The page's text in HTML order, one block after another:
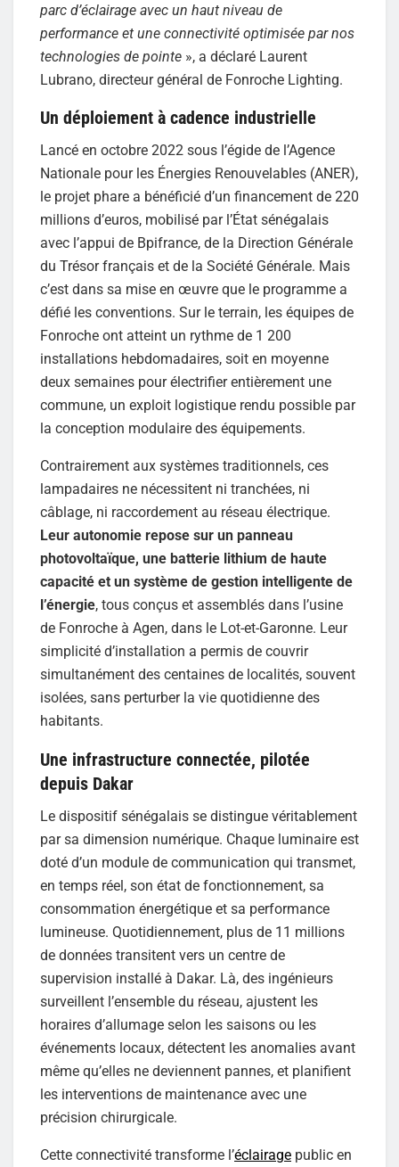
parc d’éclairage avec un haut niveau de
performance et une connectivité optimisée par nos
technologies de pointe », a déclaré Laurent
Lubrano, directeur général de Fonroche Lighting.
Un déploiement à cadence industrielle
Lancé en octobre 2022 sous l’égide de l’Agence
Nationale pour les Énergies Renouvelables (ANER),
le projet phare a bénéficié d’un financement de 220
millions d’euros, mobilisé par l’État sénégalais
avec l’appui de Bpifrance, de la Direction Générale
du Trésor français et de la Société Générale. Mais
c’est dans sa mise en œuvre que le programme a
défié les conventions. Sur le terrain, les équipes de
Fonroche ont atteint un rythme de 1 200
installations hebdomadaires, soit en moyenne
deux semaines pour électrifier entièrement une
commune, un exploit logistique rendu possible par
la conception modulaire des équipements.
Contrairement aux systèmes traditionnels, ces
lampadaires ne nécessitent ni tranchées, ni
câblage, ni raccordement au réseau électrique.
Leur autonomie repose sur un panneau
photovoltaïque, une batterie lithium de haute
capacité et un système de gestion intelligente de
l’énergie, tous conçus et assemblés dans l’usine
de Fonroche à Agen, dans le Lot-et-Garonne. Leur
simplicité d’installation a permis de couvrir
simultanément des centaines de localités, souvent
isolées, sans perturber la vie quotidienne des
habitants.
Une infrastructure connectée, pilotée
depuis Dakar
Le dispositif sénégalais se distingue véritablement
par sa dimension numérique. Chaque luminaire est
doté d’un module de communication qui transmet,
en temps réel, son état de fonctionnement, sa
consommation énergétique et sa performance
lumineuse. Quotidiennement, plus de 11 millions
de données transitent vers un centre de
supervision installé à Dakar. Là, des ingénieurs
surveillent l’ensemble du réseau, ajustent les
horaires d’allumage selon les saisons ou les
événements locaux, détectent les anomalies avant
même qu’elles ne deviennent pannes, et planifient
les interventions de maintenance avec une
précision chirurgicale.
Cette connectivité transforme l’éclairage public en